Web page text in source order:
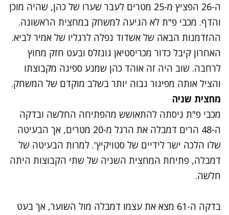
ה-26 הפציץ מ-25 מטרים לעבר שערו של כהן, שהיה מוכן
והדף. מכבי פ"ת לא הגיעה למשחק במחצית הראשונה.
ההזדמנות הבאה של אשדוד נפלה לרגליו של אמיר לביא.
האחרון קיבל כדור מכריסטיאן גונזלס ובעט חזק מחוץ
לרחבה. שוב היה זה אוהד כהן שמנע ספיגה מקבוצתו
והציל אותה מפיגור גבוה יותר בשלב מוקדם של המשחק.
מחצית שניה
מכבי פ"ת ניסתה להתאושש מהפתיחה החלשה ובדקה
ה-48 הרים דמבלה את הרגל מ-20 מטרים, אך הבעיטה
שלו הלכה ישר לידיים של סטויקיץ'. למרות הבעיטה של
דמבלה, פתיחת המחצית השניה של שתי הקבוצות היתה
חלשה.
בדקה ה-61 מצא את עצמו דמבלה מול השוער, אך בעט